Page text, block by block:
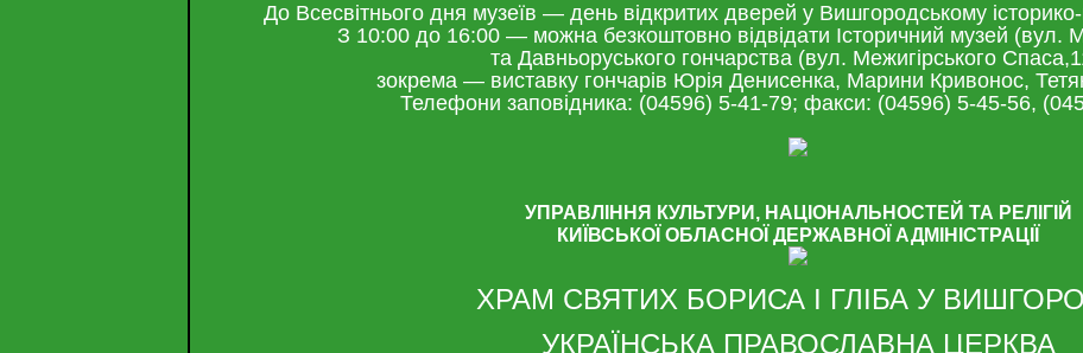
До Всесвітнього дня музеїв — день відкритих дверей у Вишгородському історико-
З 10:00 до 16:00 — можна безкоштовно відвідати Історичний музей (вул.
та Давньоруського гончарства (вул. Межигірського
зокрема — виставку гончарів Юрія Денисенка, Марини Кривонос,
Телефони заповідника: (04596) 5-41-79; факси: (04596) 5-45-56,
УПРАВЛІННЯ КУЛЬТУРИ, НАЦІОНАЛЬНОСТЕЙ ТА РЕЛІГІЙ
КИЇВСЬКОЇ ОБЛАСНОЇ ДЕРЖАВНОЇ АДМІНІСТРАЦІЇ
ХРАМ СВЯТИХ БОРИСА І ГЛІБА У
УКРАЇНСЬКА ПРАВОСЛАВНА ЦЕРКВА